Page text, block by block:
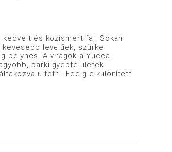
és közismert faj. Sokan
levelűek, szürke
pelyhes. A virágok a Yucca
parki gyepfelületek
ültetni. Eddig elkülönített